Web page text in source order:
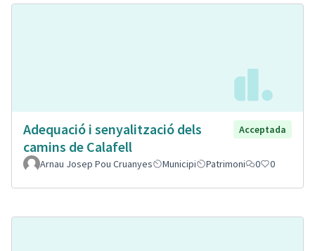
Adequació i senyalització dels
camins de Calafell
Acceptada
Arnau Josep Pou Cruanyes Municipi Patrimoni 0 0